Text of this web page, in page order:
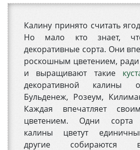
Калину принято считать
Но мало кто знает,
декоративные сорта. Они
роскошным цветением, ради
и выращивают такие
декоративной калины
Бульденеж, Розеум,
Каждая впечатляет
цветением. Одни сорта
калины цветут
другие собираются